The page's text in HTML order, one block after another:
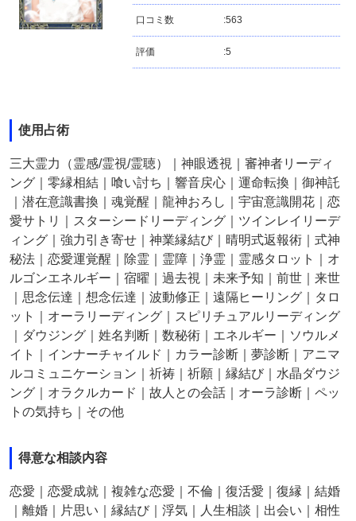
口コミ数 :563
評価 :5
使用占術
三大霊力（霊感/霊視/霊聴）｜神眼透視｜審神者リーディ
ング｜零縁相結｜喰い討ち｜響音戻心｜運命転換｜御神託
｜潜在意識書換｜魂覚醒｜龍神おろし｜宇宙意識開花｜恋
愛サトリ｜スターシードリーディング｜ツインレイリーデ
ィング｜強力引き寄せ｜神業縁結び｜晴明式返報術｜式神
秘法｜恋愛運覚醒｜除霊｜霊障｜浄霊｜霊感タロット｜オ
ルゴンエネルギー｜宿曜｜過去視｜未来予知｜前世｜来世
｜思念伝達｜想念伝達｜波動修正｜遠隔ヒーリング｜タロ
ット｜オーラリーディング｜スピリチュアルリーディング
｜ダウジング｜姓名判断｜数秘術｜エネルギー｜ソウルメ
イト｜インナーチャイルド｜カラー診断｜夢診断｜アニマ
ルコミュニケーション｜祈祷｜祈願｜縁結び｜水晶ダウジ
ング｜オラクルカード｜故人との会話｜オーラ診断｜ペッ
トの気持ち｜その他
得意な相談内容
恋愛｜恋愛成就｜複雑な恋愛｜不倫｜復活愛｜復縁｜結婚
｜離婚｜片思い｜縁結び｜浮気｜人生相談｜出会い｜相性